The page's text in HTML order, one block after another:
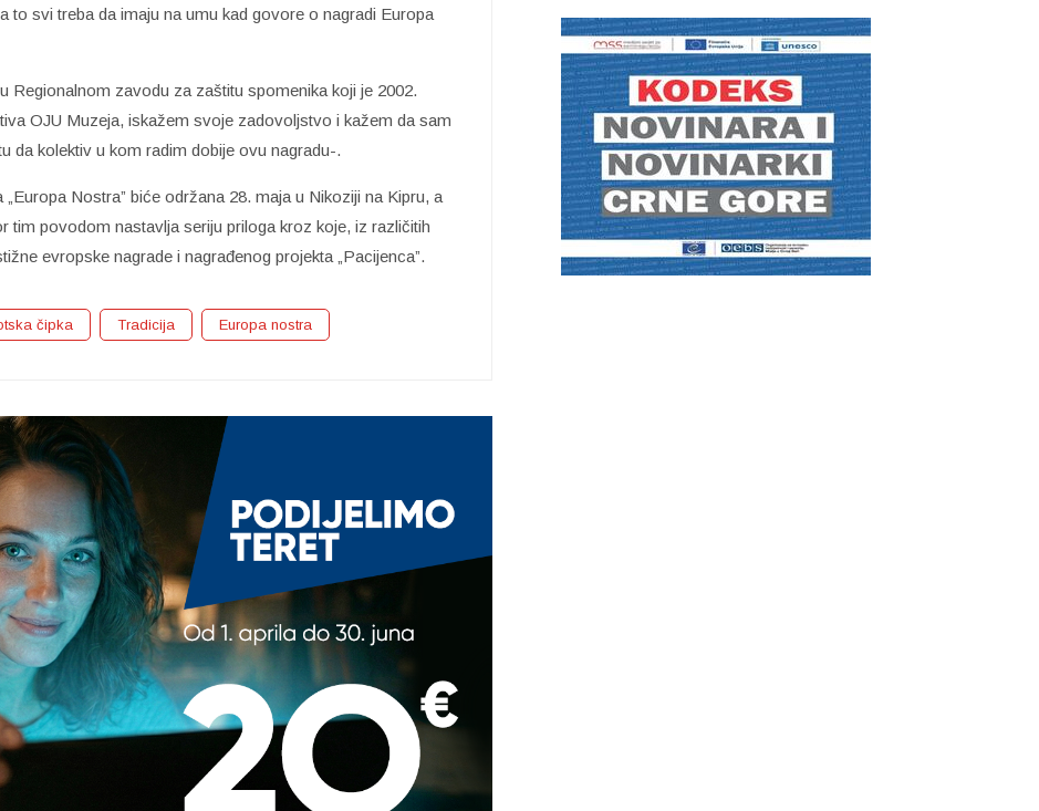
to svi treba da imaju na umu kad govore o nagradi Europa
Regionalnom zavodu za zaštitu spomenika koji je 2002.
OJU Muzeja, iskažem svoje zadovoljstvo i kažem da sam
da kolektiv u kom radim dobije ovu nagradu-.
Nostra” biće održana 28. maja u Nikoziji na Kipru, a
tim povodom nastavlja seriju priloga kroz koje, iz različitih
evropske nagrade i nagrađenog projekta „Pacijenca”.
čipka Tradicija Europa nostra